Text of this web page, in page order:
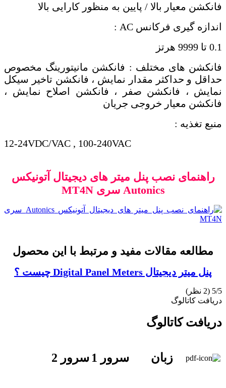
فانکشن معیار بالا / پایین به منظور کارایی بالا
اندازه گیری فرکانس
0.1 تا 9999 هرتز
فانکشن های مختلف : فانکشن مانیتورینگ مخصوص
حداقل و حداکثر مقدار نمایش ، فانکشن تاخیر سیکل
نمایش ، فانکشن صفر ، فانکشن اصلاح نمایش ،
فانکشن معیار خروجی جریان
منبع تغذیه :
12-24VDC/VAC , 100-240VAC
راهنمای نصب پنل میتر های دیجیتال آتونیکس
Autonics سریMT4N
مطالعه مقالات مفید و مرتبط با این محصول
پنل میتر دیجیتال Digital Panel Meters چیست ؟
‫5/5
دریافت کاتالوگ
دریافت کاتالوگ
زبان سرور 1 سرور 2